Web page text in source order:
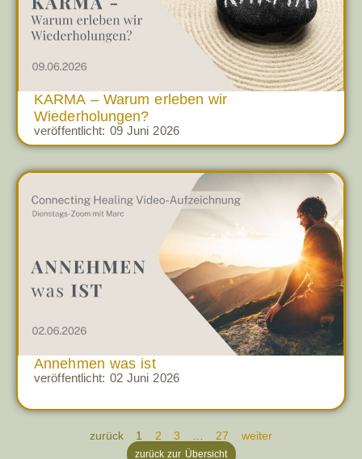
KARMA – Warum erleben wir
Wiederholungen?
veröffentlicht: 09 Juni 2026
Annehmen was ist
veröffentlicht: 02 Juni 2026
zurück 1 2 3 … 27 weiter
zurück zur Übersicht